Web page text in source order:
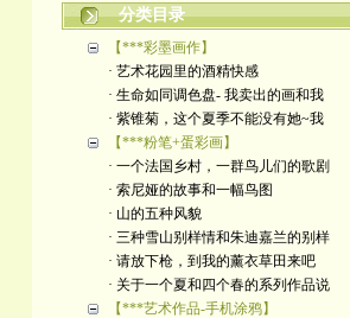
分类目录
【***彩墨画作】
· 艺术花园里的酒精快感
· 生命如同调色盘- 我卖出的画和我
· 紫锥菊，这个夏季不能没有她~我
【***粉笔+蛋彩画】
· 一个法国乡村，一群鸟儿们的歌剧
· 索尼娅的故事和一幅鸟图
· 山的五种风貌
· 三种雪山别样情和朱迪嘉兰的别样
· 请放下枪，到我的薰衣草田来吧
· 关于一个夏和四个春的系列作品说
【***艺术作品-手机涂鸦】